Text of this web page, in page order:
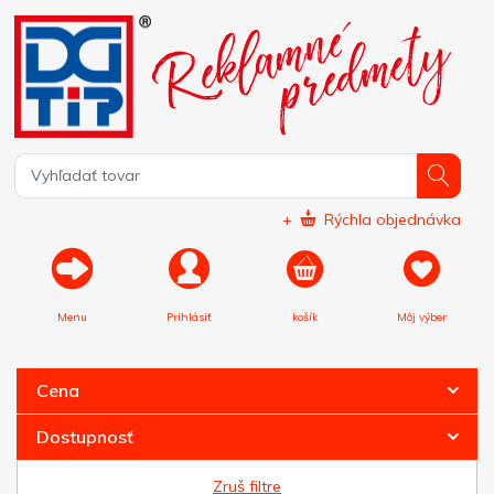
+ Rýchla objednávka
Menu Prihlásiť košík Môj výber
Cena
Dostupnosť
Zruš filtre